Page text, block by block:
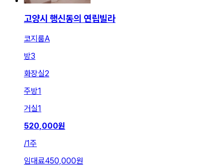
고양시 행신동의 연립빌라
코지룸A
방3
화장실2
주방1
거실1
520,000원
/1주
임대료450,000원